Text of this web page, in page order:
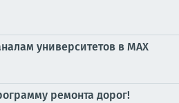
университетов в MAX
ремонта дорог!